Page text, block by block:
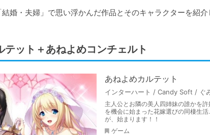
婚・夫婦」で思い浮かんだ作品とそのキャラクターを紹介
テット＋あねよめコンチェルト
あねよめカルテット
主人公とお隣の美人四姉妹の誰かを
を機会に始まった花嫁選びの同棲生
が、始まります！！
ゲーム